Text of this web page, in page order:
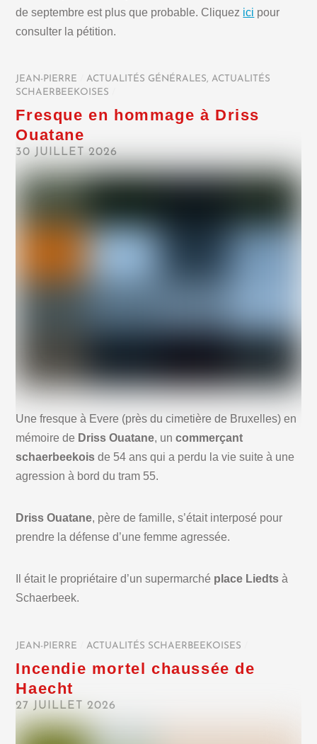
de septembre est plus que probable. Cliquez ici pour
consulter la pétition.
JEAN-PIERRE ACTUALITÉS GÉNÉRALES,ACTUALITÉS
SCHAERBEEKOISES
Fresque en hommage à Driss
Ouatane
30 JUILLET 2026
Une fresque à Evere (près du cimetière de Bruxelles) en
mémoire de Driss Ouatane, un commerçant
schaerbeekois de 54 ans qui a perdu la vie suite à une
agression à bord du tram 55.
Driss Ouatane, père de famille, s’était interposé pour
prendre la défense d’une femme agressée.
Il était le propriétaire d’un supermarché place Liedts à
Schaerbeek.
JEAN-PIERRE ACTUALITÉS SCHAERBEEKOISES
Incendie mortel chaussée de
Haecht
27 JUILLET 2026